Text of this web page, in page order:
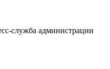
служба администрации